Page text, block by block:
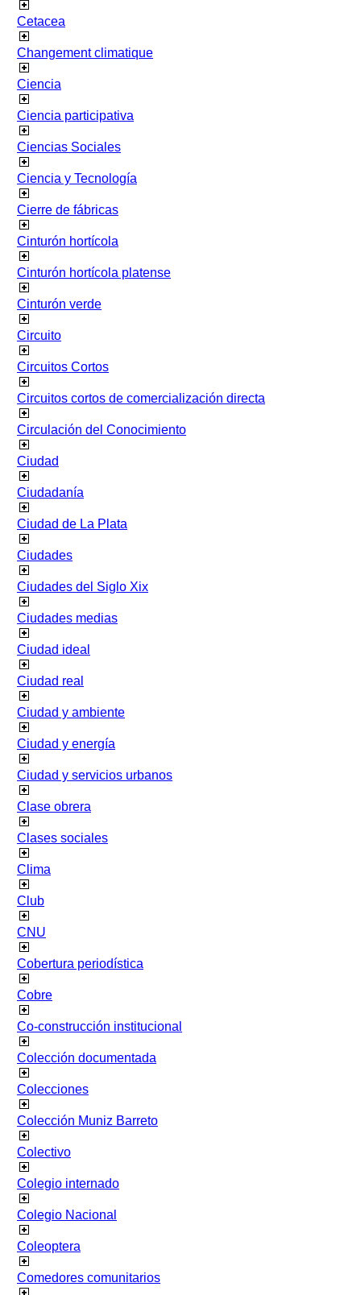
Cetacea
Changement climatique
Ciencia
Ciencia participativa
Ciencias Sociales
Ciencia y Tecnología
Cierre de fábricas
Cinturón hortícola
Cinturón hortícola platense
Cinturón verde
Circuito
Circuitos Cortos
Circuitos cortos de comercialización directa
Circulación del Conocimiento
Ciudad
Ciudadanía
Ciudad de La Plata
Ciudades
Ciudades del Siglo Xix
Ciudades medias
Ciudad ideal
Ciudad real
Ciudad y ambiente
Ciudad y energía
Ciudad y servicios urbanos
Clase obrera
Clases sociales
Clima
Club
CNU
Cobertura periodística
Cobre
Co-construcción institucional
Colección documentada
Colecciones
Colección Muniz Barreto
Colectivo
Colegio internado
Colegio Nacional
Coleoptera
Comedores comunitarios